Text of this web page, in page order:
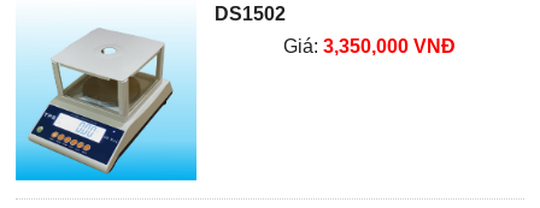
DS1502
Giá: 3,350,000 VNĐ